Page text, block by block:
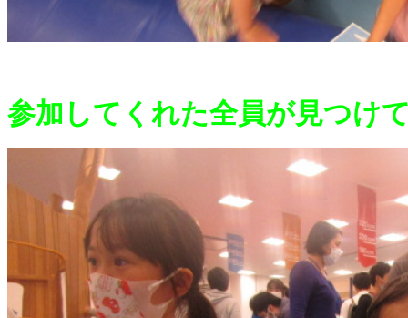
参加してくれた全員が見つけ